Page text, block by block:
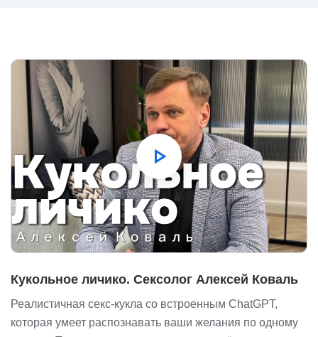
play_arrow
Кукольное личико. Сексолог Алексей Коваль
Реалистичная секс-кукла со встроенным ChatGPT,
которая умеет распознавать ваши желания по одному